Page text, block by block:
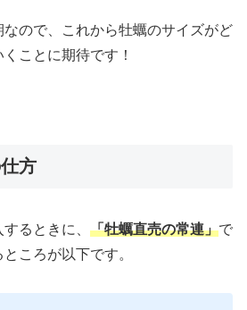
なので、これから牡蠣のサイズがど
ことに期待です！
方
るときに、 「牡蠣直売の常連」で
ころが以下です。